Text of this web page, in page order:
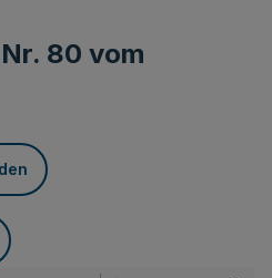
80 vom